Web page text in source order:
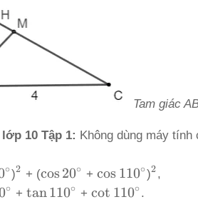
Tam giác
10 Tập 1: Không dùng máy
∘)^2
2 + (\cos
20^\circ
cos 20∘ +\cos
110^\circ
cos 110∘)^2
2,
∘ + \tan
tan110∘ +\cot
cot 110∘.